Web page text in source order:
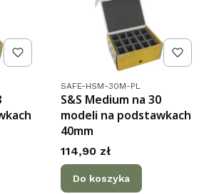
Kod produktu
SAFE-HSM-30M-PL
S&S Medium na 30
modeli na podstawkach
40mm
Cena
114,90 zł
Do koszyka